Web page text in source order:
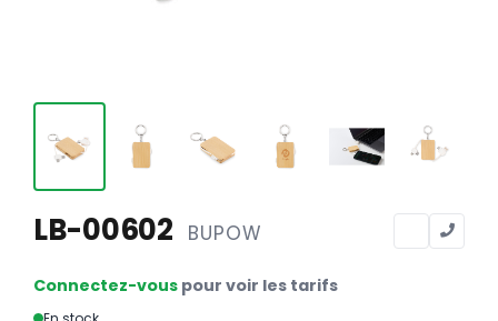
Tête de lettre
Sous-mains
Chemises
LB-00602 BUPOW
Connectez-vous pour voir les tarifs